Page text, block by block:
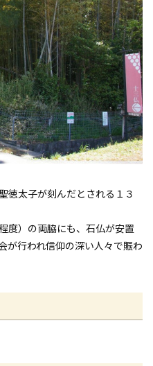
徳太子が刻んだとされる１３
度）の両脇にも、石仏が安置
が行われ信仰の深い人々で賑わ